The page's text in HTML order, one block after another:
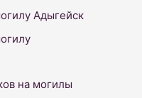
Адыгейск
на могилы